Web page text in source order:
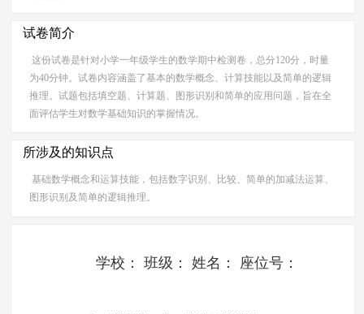
试卷简介
这份试卷是针对小学一年级学生的数学期中检测卷，总分120分，时量
为40分钟。试卷内容涵盖了基本的数学概念、计算技能以及简单的逻辑
推理。试题包括填空题、计算题、图形识别和简单的应用问题，旨在全
面评估学生对数学基础知识的掌握情况。
所涉及的知识点
基础数学概念和运算技能，包括数字识别、比较、简单的加减法运算、
图形识别及简单的逻辑推理。
学校： 班级： 姓名： 座位号：